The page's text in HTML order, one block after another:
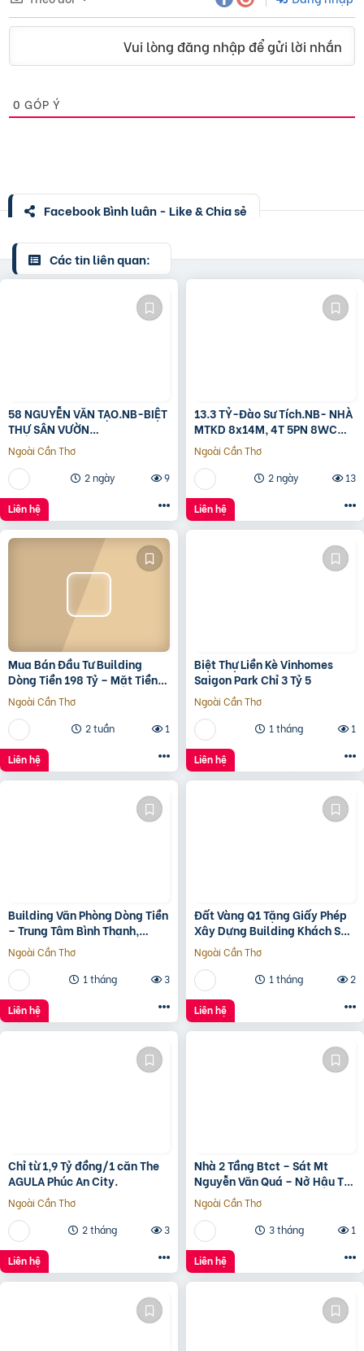
Vui lòng đăng nhập để gửi lời nhắn
0 GÓP Ý
Facebook Bình luận - Like & Chia sẻ
Các tin liên quan:
58 NGUYỄN VĂN TẠO.NB-BIỆT
THỰ SÂN VƯỜN
260M2[11x24M]-12.8 TỶ
Ngoài Cần Thơ
2 ngày
9
Liên hệ
13.3 TỶ-Đào Sư Tích.NB- NHÀ
MTKD 8x14M, 4T 5PN 8WC
FULL NỘI THẤT GỖ ĐỎ
Ngoài Cần Thơ
2 ngày
13
Liên hệ
Mua Bán Đầu Tư Building
Dòng Tiền 198 Tỷ – Mặt Tiền
Đường 3/2, Trung Tâm Quận
10
Ngoài Cần Thơ
2 tuần
1
Liên hệ
Biệt Thự Liền Kè Vinhomes
Saigon Park Chỉ 3 Tỷ 5
Ngoài Cần Thơ
1 tháng
1
Liên hệ
Building Văn Phòng Dòng Tiền
– Trung Tâm Bình Thạnh,
Tp.hcm Chỉ 100Tr/M2 Đất
Ngoài Cần Thơ
1 tháng
3
Liên hệ
Đất Vàng Q1 Tặng Giấy Phép
Xây Dựng Building Khách Sạn
12 Tầng
Ngoài Cần Thơ
1 tháng
2
Liên hệ
Chỉ từ 1,9 Tỷ đồng/1 căn The
AGULA Phúc An City.
Ngoài Cần Thơ
2 tháng
3
Liên hệ
Nhà 2 Tầng Btct – Sát Mt
Nguyễn Văn Quá – Nở Hậu Tài
Lộc
Ngoài Cần Thơ
3 tháng
1
Liên hệ